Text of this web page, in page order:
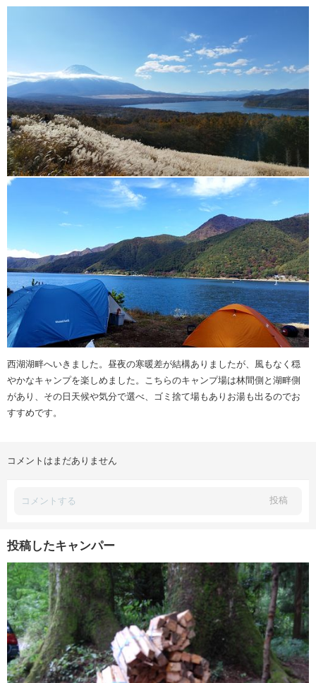
西湖湖畔へいきました。昼夜の寒暖差が結構ありましたが、風もなく穏
やかなキャンプを楽しめました。こちらのキャンプ場は林間側と湖畔側
があり、その日天候や気分で選べ、ゴミ捨て場もありお湯も出るのでお
すすめです。
コメントはまだありません
投稿
投稿したキャンパー